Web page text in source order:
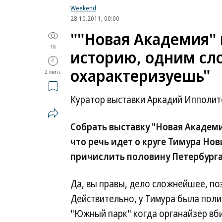
Weekend
28.10.2011, 00:00
1K
2 мин.
""Новая Академия"
историю, одним
охарактеризуешь"
Куратор выставки Аркадий
Собрать выставку "Новая
что речь идет о круге Тимура
причислить половину
Да, вы правы, дело сложнейшее,
Действительно, у Тимура была
"Южный парк" когда органайзер